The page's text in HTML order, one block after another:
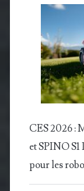
CES 2026 :
et SPINO
pour les